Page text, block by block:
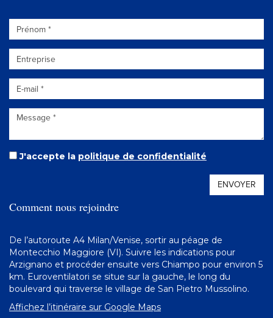
J'accepte la politique de confidentialité
ENVOYER
Comment nous rejoindre
De l’autoroute A4 Milan/Venise, sortir au péage de
Montecchio Maggiore (VI). Suivre les indications pour
Arzignano et procéder ensuite vers Chiampo pour environ 5
km. Euroventilatori se situe sur la gauche, le long du
boulevard qui traverse le village de San Pietro Mussolino.
Affichez l’itinéraire sur Google Maps